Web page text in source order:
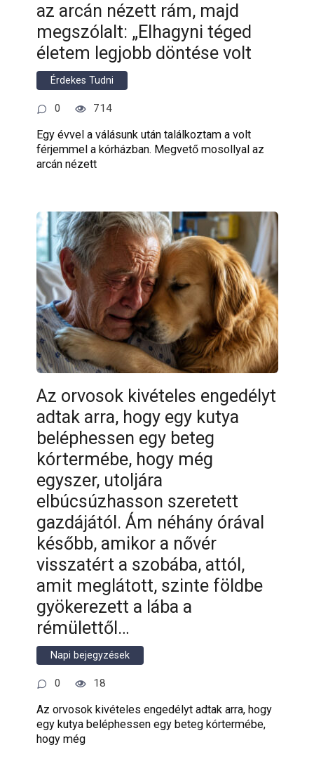
az arcán nézett rám, majd
megszólalt: „Elhagyni téged
életem legjobb döntése volt
Érdekes Tudni
0 714
Egy évvel a válásunk után találkoztam a volt
férjemmel a kórházban. Megvető mosollyal az
arcán nézett
Az orvosok kivételes engedélyt
adtak arra, hogy egy kutya
beléphessen egy beteg
kórtermébe, hogy még
egyszer, utoljára
elbúcsúzhasson szeretett
gazdájától. Ám néhány órával
később, amikor a nővér
visszatért a szobába, attól,
amit meglátott, szinte földbe
gyökerezett a lába a
rémülettől…
Napi bejegyzések
0 18
Az orvosok kivételes engedélyt adtak arra, hogy
egy kutya beléphessen egy beteg kórtermébe,
hogy még